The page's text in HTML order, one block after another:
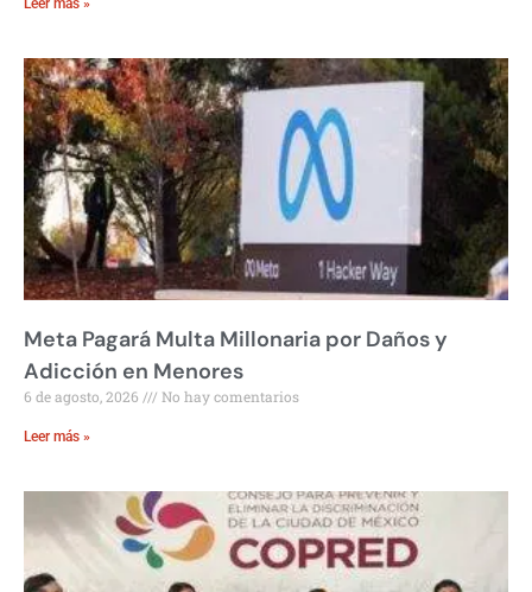
Meta Pagará Multa Millonaria por Daños y
Adicción en Menores
6 de agosto, 2026 No hay comentarios
Leer más »